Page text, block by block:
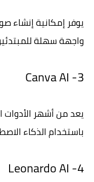
يوفر إمكانية إنشاء
واجهة سهلة
3- Canva AI
يعد من أشهر الأدوات
باستخدام الذكاء
4- Leonardo AI